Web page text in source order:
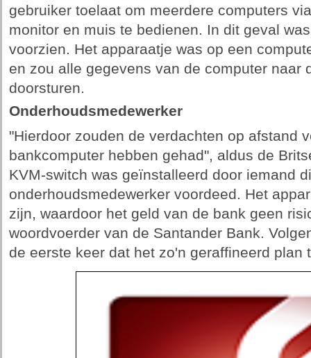
gebruiker toelaat om meerdere computers
monitor en muis te bedienen. In dit geval
voorzien. Het apparaatje was op een
en zou alle gegevens van de computer naar
doorsturen.
Onderhoudsmedewerker
"Hierdoor zouden de verdachten op afstand
bankcomputer hebben gehad", aldus de
KVM-switch was geïnstalleerd door iemand
onderhoudsmedewerker voordeed. Het
zijn, waardoor het geld van de bank geen
woordvoerder van de Santander Bank.
de eerste keer dat het zo'n geraffineerd plan